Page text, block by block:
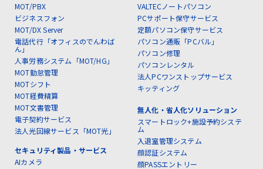
MOT/PBX
ビジネスフォン
MOT/DX Server
電話代行「オフィスのでんわば
ん」
人事労務システム「MOT/HG」
MOT勤怠管理
MOTシフト
MOT経費精算
MOT文書管理
電子契約サービス
法人光回線サービス「MOT光」
セキュリティ製品・サービス
AIカメラ
VALTECノートパソコン
PCサポート保守サービス
定額パソコン保守サービス
パソコン通販「PCバル」
パソコン修理
パソコンレンタル
法人PCワンストップサービス
キッティング
無人化・省人化ソリューション
スマートロック+施設予約システ
ム
入退室管理システム
顔認証システム
顔PASSエントリー